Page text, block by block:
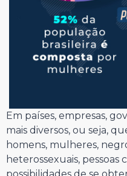
Em países, empresas,
mais diversos, ou seja,
homens, mulheres,
heterossexuais, pessoas